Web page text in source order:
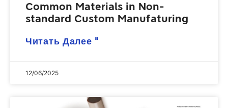
Common Materials in Non-
standard Custom Manufaturing
Читать Далее "
12/06/2025